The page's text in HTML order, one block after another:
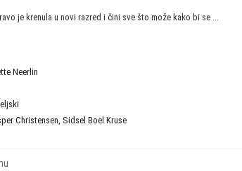
je krenula u novi razred i čini sve što može kako bi se ...
Neerlin
Christensen, Sidsel Boel Kruse